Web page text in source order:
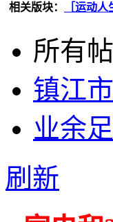
相关版块：
［运动人
所有
镇江
业余
刷新